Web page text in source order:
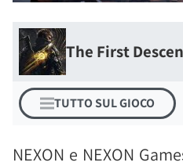
The First
TUTTO SUL GIOCO
NEXON e NEXON